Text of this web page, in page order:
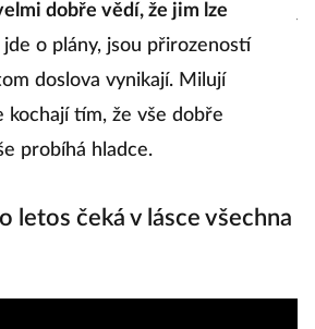
dobře vědí, že jim lze
jde o plány, jsou přirozeností
doslova vynikají. Milují
kochají tím, že vše dobře
probíhá hladce.
letos čeká v lásce všechna